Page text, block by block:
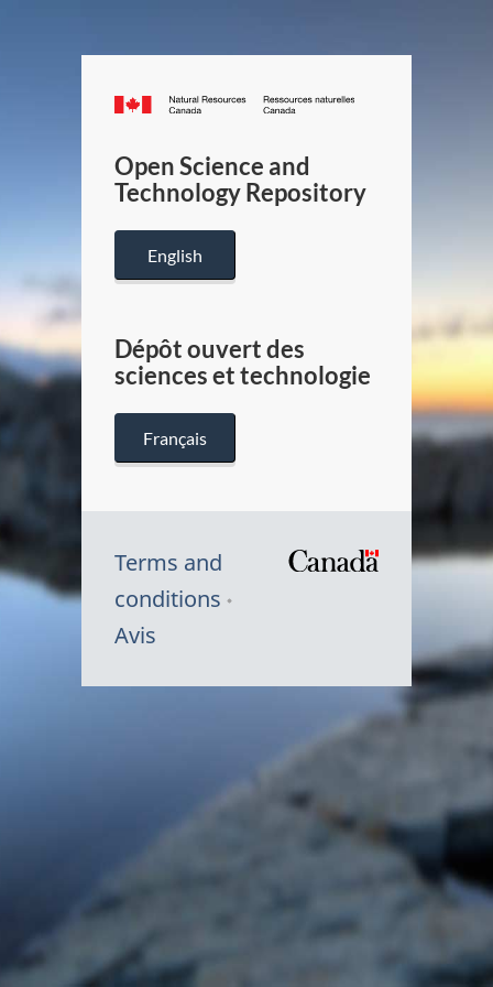
Canada.ca
/
Canada
Open Science and
Technology Repository
English
Dépôt ouvert des
sciences et technologie
Français
Terms and
conditions
Avis
du